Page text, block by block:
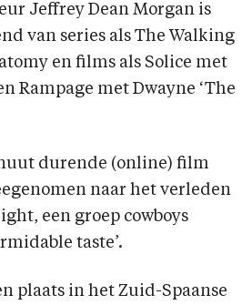
Jeffrey Dean Morgan is
van series als The Walking
en films als Solice met
Rampage met Dwayne ‘The
durende (online) film
naar het verleden
een groep cowboys
taste’.
plaats in het Zuid-Spaanse